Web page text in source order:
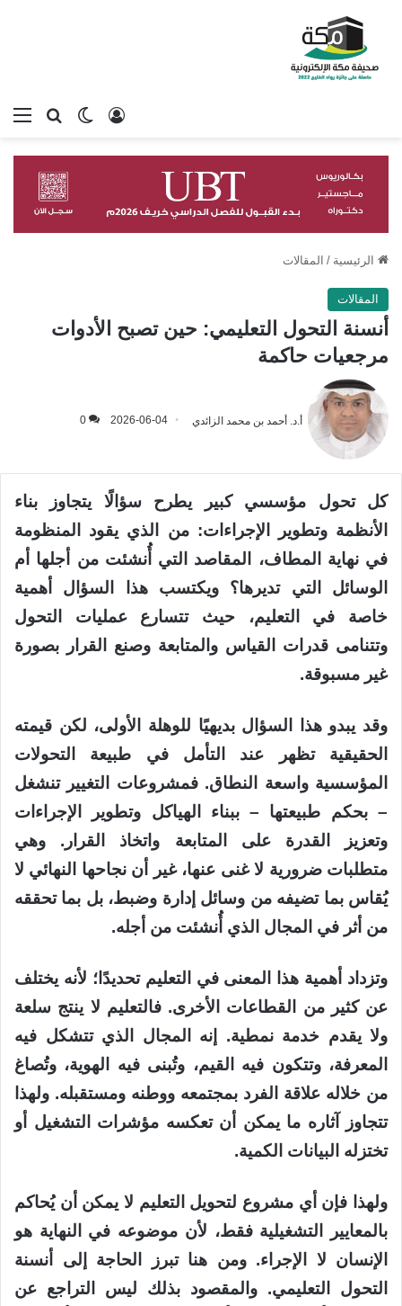
بحثالوضع
تسجيل الدخول
الرئيسية / المقالات
المقالات
أنسنة التحول التعليمي: حين تصبح الأدوات
مرجعيات حاكمة
أ.د. أحمد بن محمد الزائدي 2026-06-04
0
كل تحول مؤسسي كبير يطرح سؤالًا يتجاوز بناء
الأنظمة وتطوير الإجراءات: من الذي يقود المنظومة
في نهاية المطاف، المقاصد التي أُنشئت من أجلها أم
الوسائل التي تديرها؟ ويكتسب هذا السؤال أهمية
خاصة في التعليم، حيث تتسارع عمليات التحول
وتتنامى قدرات القياس والمتابعة وصنع القرار بصورة
غير مسبوقة.
وقد يبدو هذا السؤال بديهيًا للوهلة الأولى، لكن قيمته
الحقيقية تظهر عند التأمل في طبيعة التحولات
المؤسسية واسعة النطاق. فمشروعات التغيير تنشغل
– بحكم طبيعتها – ببناء الهياكل وتطوير الإجراءات
وتعزيز القدرة على المتابعة واتخاذ القرار. وهي
متطلبات ضرورية لا غنى عنها، غير أن نجاحها النهائي لا
يُقاس بما تضيفه من وسائل إدارة وضبط، بل بما تحققه
من أثر في المجال الذي أُنشئت من أجله.
وتزداد أهمية هذا المعنى في التعليم تحديدًا؛ لأنه يختلف
عن كثير من القطاعات الأخرى. فالتعليم لا ينتج سلعة
ولا يقدم خدمة نمطية. إنه المجال الذي تتشكل فيه
المعرفة، وتتكون فيه القيم، وتُبنى فيه الهوية، وتُصاغ
من خلاله علاقة الفرد بمجتمعه ووطنه ومستقبله. ولهذا
تتجاوز آثاره ما يمكن أن تعكسه مؤشرات التشغيل أو
تختزله البيانات الكمية.
ولهذا فإن أي مشروع لتحويل التعليم لا يمكن أن يُحاكم
بالمعايير التشغيلية فقط، لأن موضوعه في النهاية هو
الإنسان لا الإجراء. ومن هنا تبرز الحاجة إلى أنسنة
التحول التعليمي. والمقصود بذلك ليس التراجع عن